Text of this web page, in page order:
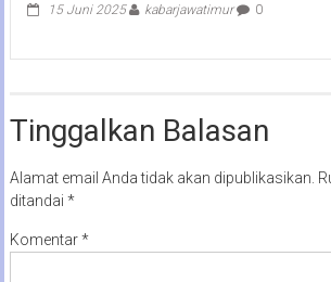
15 Juni 2025 kabarjawatimur 0
Tinggalkan Balasan
Alamat email Anda tidak akan dipublikasikan.
ditandai *
Komentar*